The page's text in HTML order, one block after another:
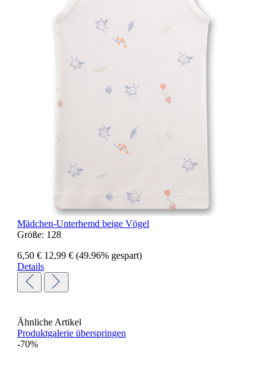
Mädchen-Unterhemd beige Vögel
Größe: 128
6,50 € 12,99 € (49.96% gespart)
Details
Ähnliche Artikel
Produktgalerie überspringen
-70%